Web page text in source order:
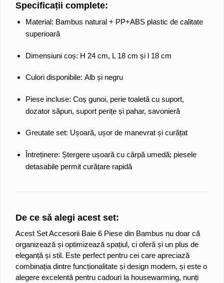
Specificații complete:
Material: Bambus natural + PP+ABS plastic de calitate
superioară
Dimensiuni coș: H 24 cm, L 18 cm și l 18 cm
Culori disponibile: Alb și negru
Piese incluse: Coș gunoi, perie toaletă cu suport,
dozator săpun, suport perițe și pahar, savonieră
Greutate set: Ușoară, ușor de manevrat și curățat
Întreținere: Ștergere ușoară cu cârpă umedă; piesele
detasabile permit curățare rapidă
De ce să alegi acest set:
Acest Set Accesorii Baie 6 Piese din Bambus nu doar că
organizează și optimizează spațiul, ci oferă și un plus de
eleganță și stil. Este perfect pentru cei care apreciază
combinația dintre funcționalitate și design modern, și este o
alegere excelentă pentru cadouri la housewarming, nunți